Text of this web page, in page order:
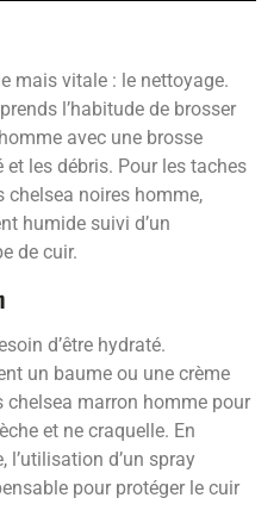
mais vitale : le nettoyage.
l’habitude de brosser
avec une brosse
les débris. Pour les taches
chelsea noires homme,
humide suivi d’un
de cuir.
d’être hydraté.
un baume ou une crème
marron homme pour
et ne craquelle. En
l’utilisation d’un spray
pour protéger le cuir